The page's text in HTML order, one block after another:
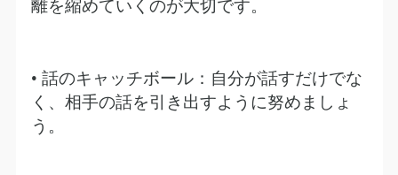
離を縮めていくのが大切です。
• 話のキャッチボール：自分が話すだけでな
く、相手の話を引き出すように努めましょ
う。